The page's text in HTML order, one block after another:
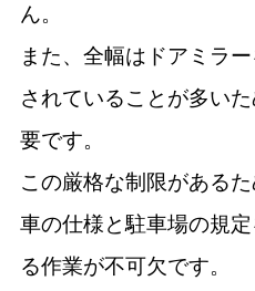
ん。
また、全幅はドアミラ
されていることが多い
要です。
この厳格な制限がある
車の仕様と駐車場の規
る作業が不可欠です。